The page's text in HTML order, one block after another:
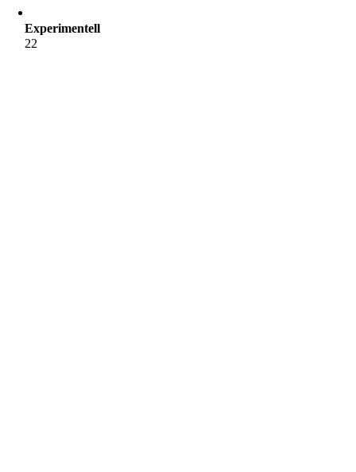
Experimentell
22